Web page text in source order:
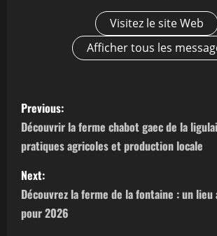
Visitez le site Web
Afficher tous les
P
o
s
t
n
Previous:
Découvrir la ferme chabot gaec de la
pratiques agricoles et production locale
Next:
Découvrez la ferme de la fontaine : un
pour 2026